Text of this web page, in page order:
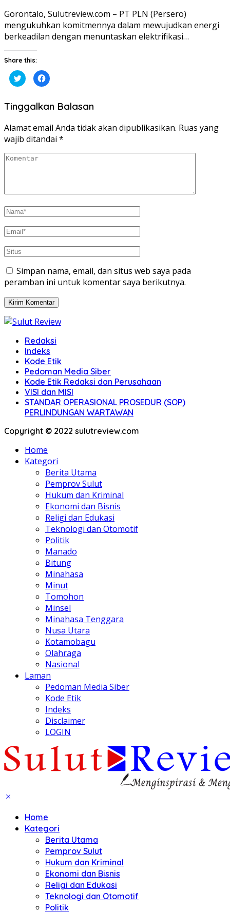
Gorontalo, Sulutreview.com – PT PLN (Persero)
mengukuhkan komitmennya dalam mewujudkan energi
berkeadilan dengan menuntaskan elektrifikasi…
Share this:
Klik
untuk
berbagi
Twitter(Membuka
di
jendela
baru)
Klik
untuk
Facebook(Membuka
di
baru)
Tinggalkan Balasan
Alamat email Anda tidak akan dipublikasikan. Ruas yang
wajib ditandai *
Simpan nama, email, dan situs web saya pada
peramban ini untuk komentar saya berikutnya.
Redaksi
Indeks
Kode Etik
Pedoman Media Siber
Kode Etik Redaksi dan Perusahaan
VISI dan MISI
STANDAR OPERASIONAL PROSEDUR (SOP)
PERLINDUNGAN WARTAWAN
Copyright © 2022 sulutreview.com
Home
Kategori
Berita Utama
Pemprov Sulut
Hukum dan Kriminal
Ekonomi dan Bisnis
Religi dan Edukasi
Teknologi dan Otomotif
Politik
Manado
Bitung
Minahasa
Minut
Tomohon
Minsel
Minahasa Tenggara
Nusa Utara
Kotamobagu
Olahraga
Nasional
Laman
Pedoman Media Siber
Kode Etik
Indeks
Disclaimer
LOGIN
Home
Kategori
Berita Utama
Pemprov Sulut
Hukum dan Kriminal
Ekonomi dan Bisnis
Religi dan Edukasi
Teknologi dan Otomotif
Politik